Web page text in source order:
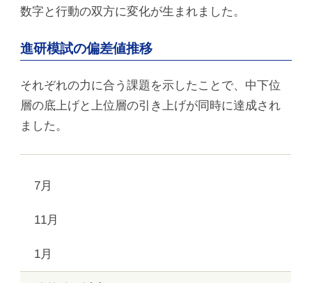
数字と行動の双方に変化が生まれました。
進研模試の偏差値推移
それぞれの力に合う課題を示したことで、中下位
層の底上げと上位層の引き上げが同時に達成され
ました。
7月
11月
1月